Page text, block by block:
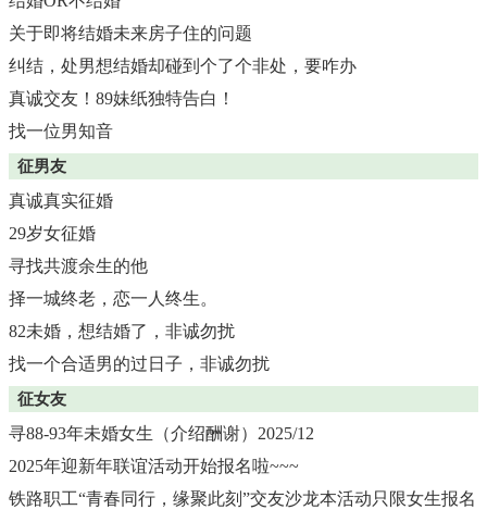
关于即将结婚未来房子住的问题
纠结，处男想结婚却碰到个了个非处，要咋办
真诚交友！89妹纸独特告白！
找一位男知音
征男友
真诚真实征婚
29岁女征婚
寻找共渡余生的他
择一城终老，恋一人终生。
82未婚，想结婚了，非诚勿扰
找一个合适男的过日子，非诚勿扰
征女友
寻88-93年未婚女生（介绍酬谢）2025/12
2025年迎新年联谊活动开始报名啦~~~
铁路职工“青春同行，缘聚此刻”交友沙龙本活动只限女生报名